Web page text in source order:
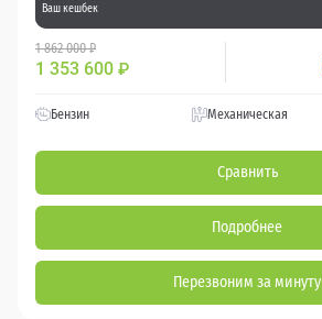
Ваш кешбек
1 862 000 ₽
1 353 600 ₽
Бензин Механическая
Сравнить
Подробнее
Перезвоним за минуту